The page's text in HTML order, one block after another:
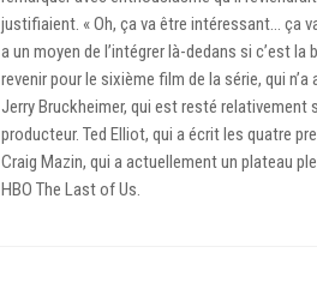
justifiaient. « Oh, ça va être intéressant… ça
a un moyen de l’intégrer là-dedans si c’est
revenir pour le sixième film de la série, qui
Jerry Bruckheimer, qui est resté
producteur. Ted Elliot, qui a écrit les quatre
Craig Mazin, qui a actuellement un plateau
HBO The Last of Us.